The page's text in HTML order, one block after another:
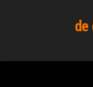
content
de